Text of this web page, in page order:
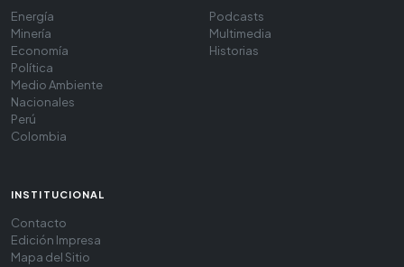
Energía
Minería
Economía
Política
Medio Ambiente
Nacionales
Perú
Colombia
Podcasts
Multimedia
Historias
INSTITUCIONAL
Contacto
Edición Impresa
Mapa del Sitio